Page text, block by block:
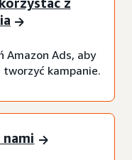
Amazon Ads, aby
kampanie.